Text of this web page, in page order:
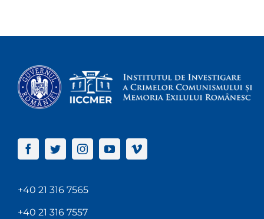
+40 21 316 7565
+40 21 316 7557